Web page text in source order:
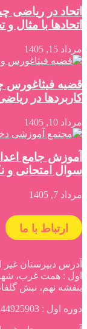
اتحاد در
اتحادها با مثال و
مرداد 15, 1405
قضیه
کاربردها در
مرداد 10, 1405
آموزش جامع
سوال امتحانی و
مرداد 7, 1405
ارتباط با ما
آدرس دبیرستان غیر
اول : همت غرب،
بنفشه نهم، نبش گلفام
دوره اول : 44925903 - 44925907